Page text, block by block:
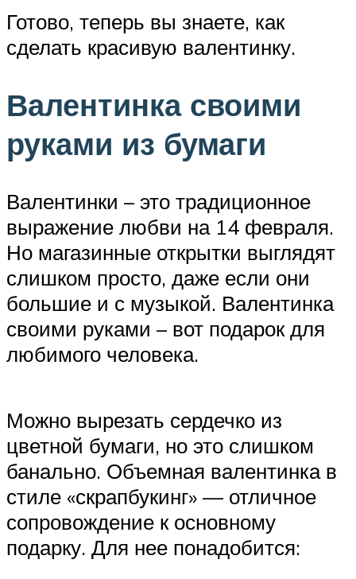
Готово, теперь вы знаете, как
сделать красивую валентинку.
Валентинка своими
руками из бумаги
Валентинки – это традиционное
выражение любви на 14 февраля.
Но магазинные открытки выглядят
слишком просто, даже если они
большие и с музыкой. Валентинка
своими руками – вот подарок для
любимого человека.
Можно вырезать сердечко из
цветной бумаги, но это слишком
банально. Объемная валентинка в
стиле «скрапбукинг» — отличное
сопровождение к основному
подарку. Для нее понадобится: